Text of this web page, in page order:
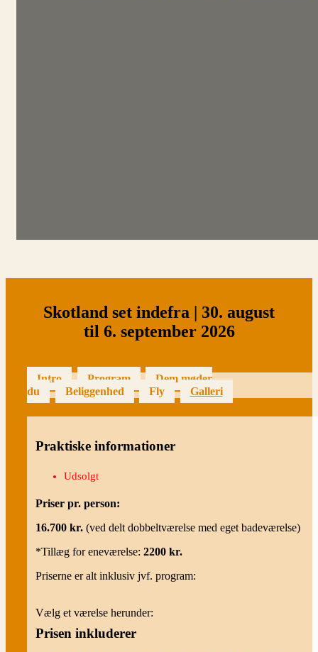
Skotland set indefra | 30. august
til 6. september 2026
Intro Program
Dem møder
du
Beliggenhed Fly Galleri
Praktiske informationer
Udsolgt
Priser pr. person:
16.700 kr. (ved delt dobbeltværelse med eget badeværelse)
*Tillæg for eneværelse: 2200 kr.
Priserne er alt inklusiv jvf. program:
Vælg et værelse herunder:
Prisen inkluderer